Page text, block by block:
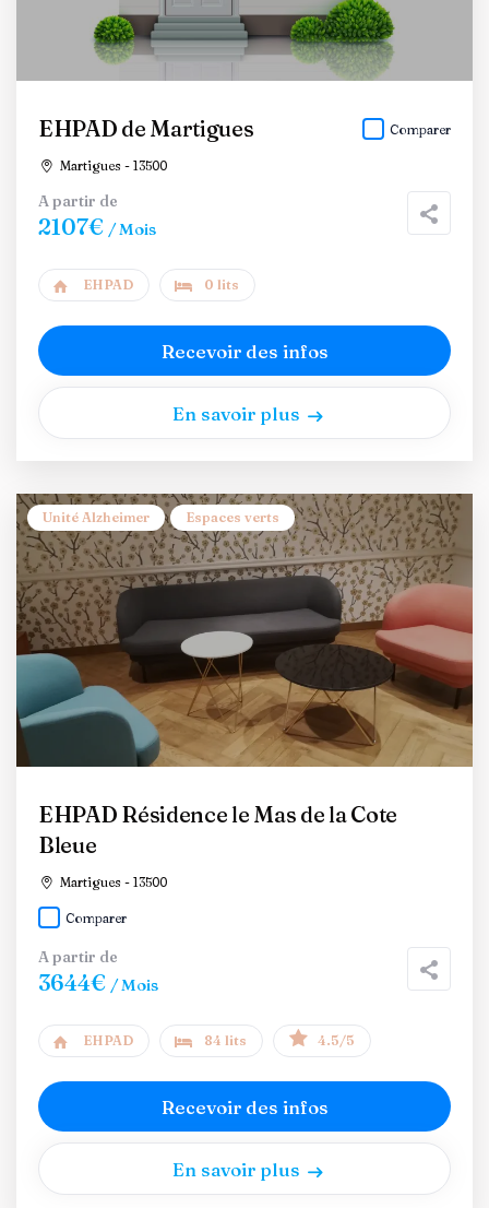
EHPAD de Martigues
Martigues - 13500
Comparer
A partir de
2107€ / Mois
EHPAD 0 lits
Recevoir des infos
En savoir plus
Unité Alzheimer Espaces verts
EHPAD Résidence le Mas de la Cote
Bleue
Martigues - 13500
Comparer
A partir de
3644€ / Mois
EHPAD 84 lits 4.5/5
Recevoir des infos
En savoir plus